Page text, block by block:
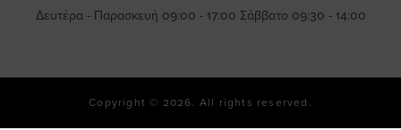
Δευτέρα - Παρασκευή 09:00 - 17:00 Σάββατο 09:30 - 14:00
Copyright © 2026. All rights reserved.